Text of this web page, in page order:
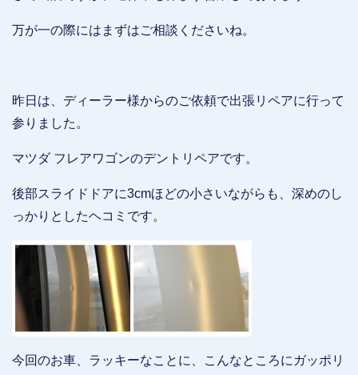
万が一の際にはまずはご相談くださいね。
昨日は、ディーラー様からのご依頼で出張リペアに行って
参りました。
マツダ フレアワゴンのデントリペアです。
後部スライドドアに3cmほどの小さいながらも、深めのし
っかりとしたヘコミです。
今回のお車、ラッキーなことに、こんなところにガッポリ